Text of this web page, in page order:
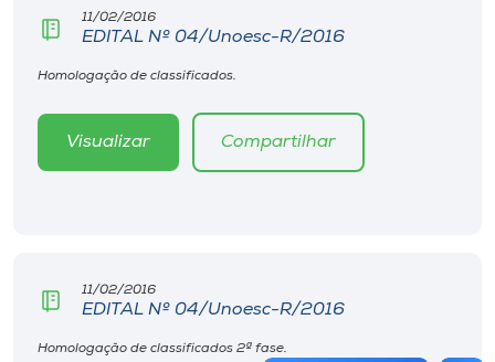
11/02/2016
EDITAL Nº 04/Unoesc-R/2016
Homologação de classificados.
Visualizar Compartilhar
11/02/2016
EDITAL Nº 04/Unoesc-R/2016
Homologação de classificados 2ª fase.